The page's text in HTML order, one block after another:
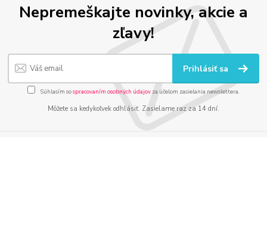
Nepremeškajte novinky, akcie a
zľavy!
Prihlásiť sa
Súhlasím sospracovaním osobných údajov za účelom zasielania newslettera.
Môžete sa kedykoľvek odhlásiť. Zasielame raz za 14 dní.